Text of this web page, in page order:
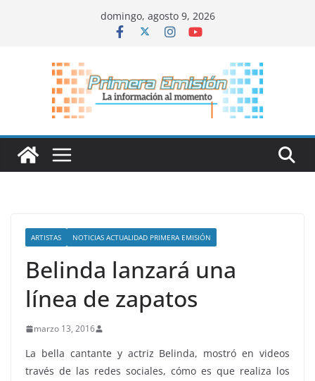
domingo, agosto 9, 2026
ARTISTAS NOTICIAS ACTUALIDAD PRIMERA EMISIÓN
Belinda lanzará una
línea de zapatos
marzo 13, 2016
La bella cantante y actriz Belinda, mostró en videos
través de las redes sociales, cómo es que realiza los